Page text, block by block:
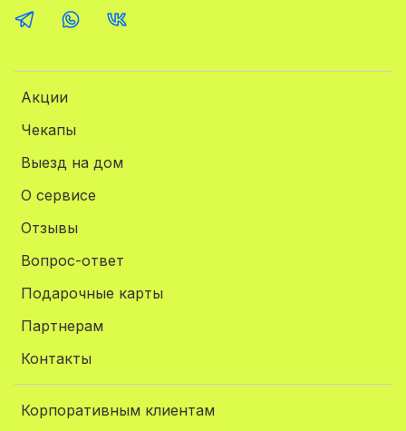
Акции
Чекапы
Выезд на дом
О сервисе
Отзывы
Вопрос-ответ
Подарочные карты
Партнерам
Контакты
Корпоративным клиентам